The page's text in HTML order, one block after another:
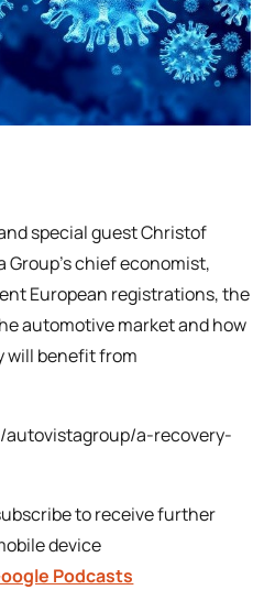
special guest Christof
chief economist,
European registrations, the
automotive market and how
will benefit from
a-recovery-
to receive further
device
Podcasts